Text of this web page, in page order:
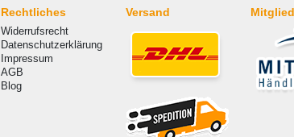
Rechtliches
Widerrufsrecht
Datenschutzerklärung
Impressum
AGB
Blog
Versand